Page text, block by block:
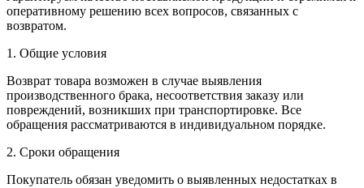
оперативному решению всех вопросов, связанных с
возвратом.
1. Общие условия
Возврат товара возможен в случае выявления
производственного брака, несоответствия заказу или
повреждений, возникших при транспортировке. Все
обращения рассматриваются в индивидуальном порядке.
2. Сроки обращения
Покупатель обязан уведомить о выявленных недостатках в